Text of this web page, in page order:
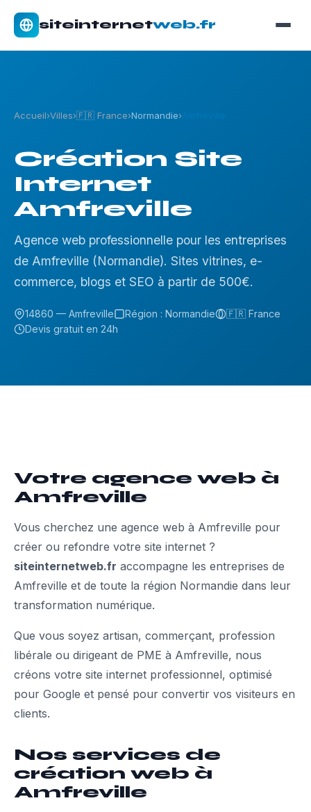
siteinternetweb.fr
Accueil Villes 🇫🇷 France Normandie
Création Site
Internet
Amfreville
Agence web professionnelle pour les entreprises
de Amfreville (Normandie). Sites vitrines, e-
commerce, blogs et SEO à partir de 500€.
14860 — Amfreville Région : Normandie
🇫🇷 France
Devis gratuit en 24h
Votre agence web à
Amfreville
Vous cherchez une agence web à Amfreville pour
créer ou refondre votre site internet ?
siteinternetweb.fr accompagne les entreprises de
Amfreville et de toute la région Normandie dans leur
transformation numérique.
Que vous soyez artisan, commerçant, profession
libérale ou dirigeant de PME à Amfreville, nous
créons votre site internet professionnel, optimisé
pour Google et pensé pour convertir vos visiteurs en
clients.
Nos services de
création web à
Amfreville